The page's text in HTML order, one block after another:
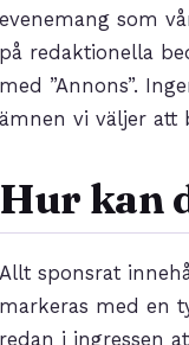
evenemang som
på redaktionella
med ”Annons”.
ämnen vi väljer att
Hur kan
Allt sponsrat
markeras med en
redan i ingressen